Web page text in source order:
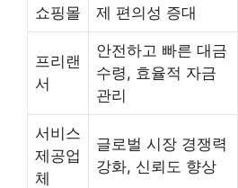
쇼핑몰
제 편의성 증대
프리랜
서
안전하고 빠른 대금
수령, 효율적 자금
관리
서비스
제공업
체
글로벌 시장 경쟁력
강화, 신뢰도 향상